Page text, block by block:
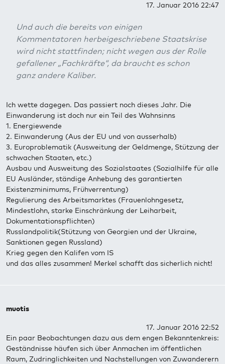
17. Januar 2016 22:47
Und auch die bereits von einigen
Kommentatoren herbeigeschriebene Staatskrise
wird nicht stattfinden; nicht wegen aus der Rolle
gefallener „Fachkräfte“, da braucht es schon
ganz andere Kaliber.
Ich wette dagegen. Das passiert noch dieses Jahr. Die
Einwanderung ist doch nur ein Teil des Wahnsinns
1. Energiewende
2. Einwanderung (Aus der EU und von ausserhalb)
3. Europroblematik (Ausweitung der Geldmenge, Stützung der
schwachen Staaten, etc.)
Ausbau und Ausweitung des Sozialstaates (Sozialhilfe für alle
EU Ausländer, ständige Anhebung des garantierten
Existenzminimums, Frühverrentung)
Regulierung des Arbeitsmarktes (Frauenlohngesetz,
Mindestlohn, starke Einschränkung der Leiharbeit,
Dokumentationspflichten)
Russlandpolitik(Stützung von Georgien und der Ukraine,
Sanktionen gegen Russland)
Krieg gegen den Kalifen vom IS
und das alles zusammen! Merkel schafft das sicherlich nicht!
muotis
17. Januar 2016 22:52
Ein paar Beobachtungen dazu aus dem engen Bekanntenkreis:
Geständnisse häufen sich über Anmachen im öffentlichen
Raum, Zudringlichkeiten und Nachstellungen von Zuwanderern